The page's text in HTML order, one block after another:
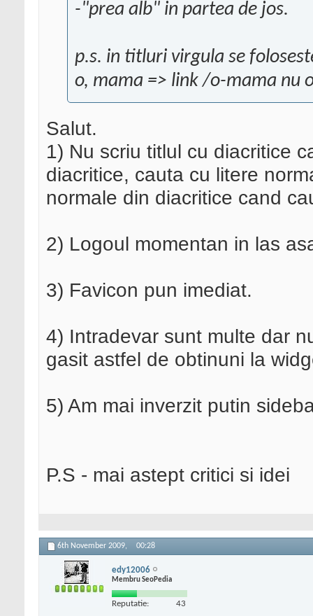
-"prea alb" in partea de jos.
p.s. in titluri virgula se
o, mama => link /o-mama nu
Salut.
1) Nu scriu titlul cu diacritice
diacritice, cauta cu litere
normale din diacritice cand
2) Logoul momentan in las
3) Favicon pun imediat.
4) Intradevar sunt multe dar
gasit astfel de obtinuni la
5) Am mai inverzit putin
P.S - mai astept critici si idei
6th November 2009, 00:28
edy12006
Membru SeoPedia
Reputatie: 43